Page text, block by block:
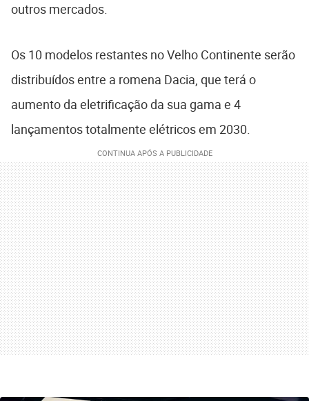
outros mercados.
Os 10 modelos restantes no Velho Continente serão
distribuídos entre a romena Dacia, que terá o
aumento da eletrificação da sua gama e 4
lançamentos totalmente elétricos em 2030.